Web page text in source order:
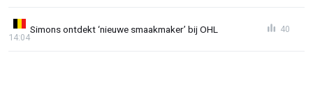
Simons ontdekt ‘nieuwe smaakmaker’ bij OHL
14:04
40